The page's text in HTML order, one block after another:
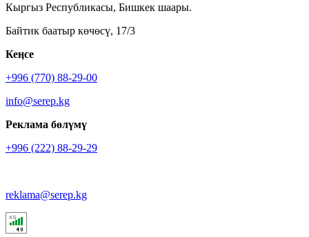
Кыргыз Республикасы, Бишкек шаары.
Байтик баатыр көчөсү, 17/3
Кеӊсе
+996 (770) 88-29-00
info@serep.kg
Реклама бөлүмү
+996 (222) 88-29-29
reklama@serep.kg